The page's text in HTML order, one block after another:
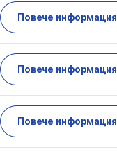
Повече информация
Повече информация
Повече информация